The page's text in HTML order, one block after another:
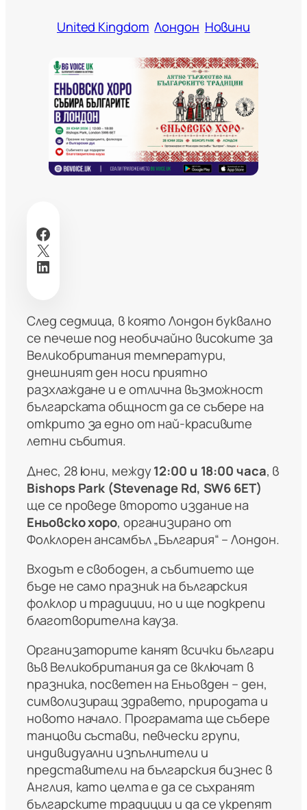
United Kingdom Лондон Новини
Facebook
X
LinkedIn
След седмица, в която Лондон буквално
се печеше под необичайно високите за
Великобритания температури,
днешният ден носи приятно
разхлаждане и е отлична възможност
българската общност да се събере на
открито за едно от най-красивите
летни събития.
Днес, 28 юни, между12:00 и 18:00 часа, в
Bishops Park (Stevenage Rd, SW6 6ET)
ще се проведе второто издание на
Еньовско хоро, организирано от
Фолклорен ансамбъл „България“ – Лондон.
Входът е свободен, а събитието ще
бъде не само празник на българския
фолклор и традиции, но и ще подкрепи
благотворителна кауза.
Организаторите канят всички българи
във Великобритания да се включат в
празника, посветен на Еньовден – ден,
символизиращ здравето, природата и
новото начало. Програмата ще събере
танцови състави, певчески групи,
индивидуални изпълнители и
представители на българския бизнес в
Англия, като целта е да се съхранят
българските традиции и да се укрепят